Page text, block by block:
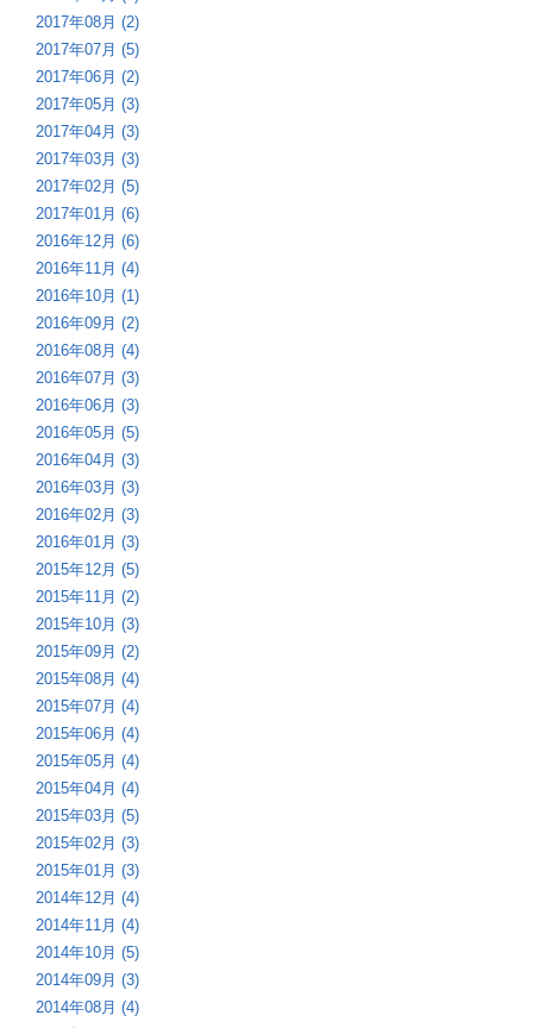
2017年08月 (2)
2017年07月 (5)
2017年06月 (2)
2017年05月 (3)
2017年04月 (3)
2017年03月 (3)
2017年02月 (5)
2017年01月 (6)
2016年12月 (6)
2016年11月 (4)
2016年10月 (1)
2016年09月 (2)
2016年08月 (4)
2016年07月 (3)
2016年06月 (3)
2016年05月 (5)
2016年04月 (3)
2016年03月 (3)
2016年02月 (3)
2016年01月 (3)
2015年12月 (5)
2015年11月 (2)
2015年10月 (3)
2015年09月 (2)
2015年08月 (4)
2015年07月 (4)
2015年06月 (4)
2015年05月 (4)
2015年04月 (4)
2015年03月 (5)
2015年02月 (3)
2015年01月 (3)
2014年12月 (4)
2014年11月 (4)
2014年10月 (5)
2014年09月 (3)
2014年08月 (4)